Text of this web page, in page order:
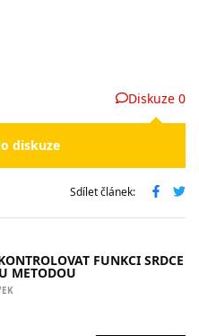
Diskuze 0
diskuze
Sdílet článek:
FUNKCI SRDCE
METODOU